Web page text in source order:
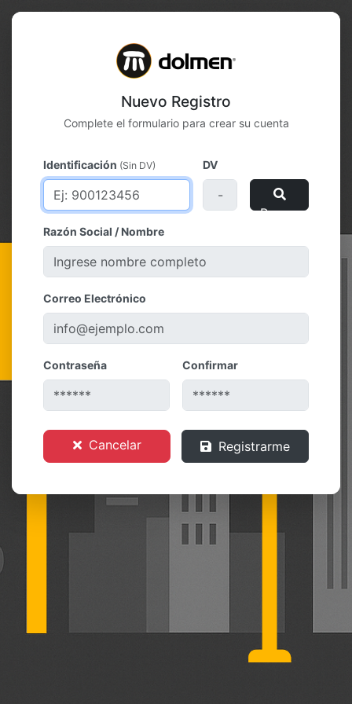
Nuevo Registro
Complete el formulario para crear su cuenta
Identificación (Sin DV) DV
Buscar
Razón Social / Nombre
Correo Electrónico
Contraseña Confirmar
Cancelar Registrarme